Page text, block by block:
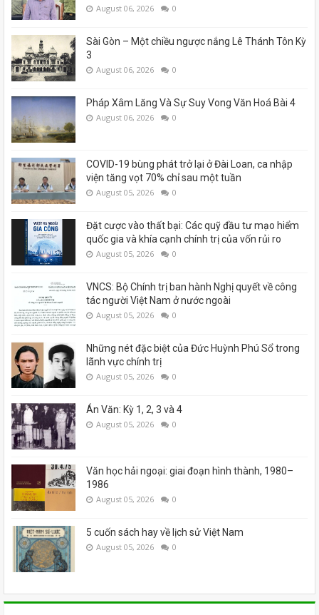
August 06, 2026 0
Sài Gòn – Một chiều ngược nắng Lê Thánh Tôn Kỳ
3
August 06, 2026 0
Pháp Xâm Lăng Và Sự Suy Vong Văn Hoá Bài 4
August 06, 2026 0
COVID-19 bùng phát trở lại ở Đài Loan, ca nhập
viện tăng vọt 70% chỉ sau một tuần
August 05, 2026 0
Đặt cược vào thất bại: Các quỹ đầu tư mạo hiểm
quốc gia và khía cạnh chính trị của vốn rủi ro
August 05, 2026 0
VNCS: Bộ Chính trị ban hành Nghị quyết về công
tác người Việt Nam ở nước ngoài
August 05, 2026 0
Những nét đặc biệt của Đức Huỳnh Phú Sổ trong
lãnh vực chính trị
August 05, 2026 0
Án Văn: Kỳ 1, 2, 3 và 4
August 05, 2026 0
Văn học hải ngoại: giai đoạn hình thành, 1980–
1986
August 05, 2026 0
5 cuốn sách hay về lịch sử Việt Nam
August 05, 2026 0